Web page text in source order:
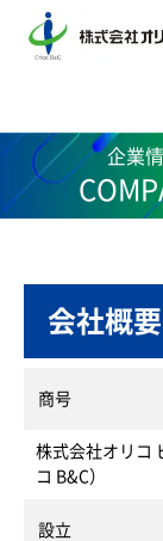
企業
会社概要
商号
株式会社オリコ
コ B&C）
設立